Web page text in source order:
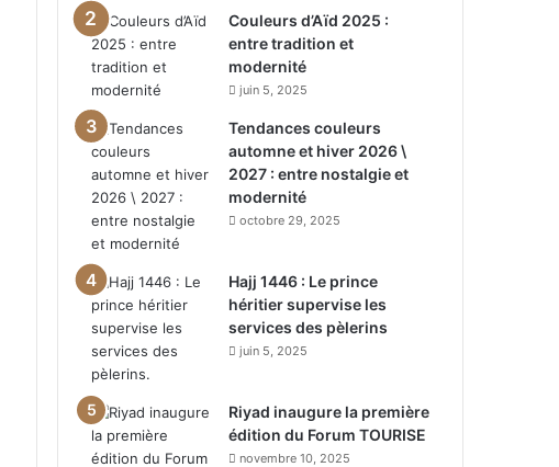
Couleurs d’Aïd 2025 :
entre tradition et
modernité
juin 5, 2025
Tendances couleurs
automne et hiver 2026 \
2027 : entre nostalgie et
modernité
octobre 29, 2025
Hajj 1446 : Le prince
héritier supervise les
services des pèlerins
juin 5, 2025
Riyad inaugure la première
édition du Forum TOURISE
novembre 10, 2025